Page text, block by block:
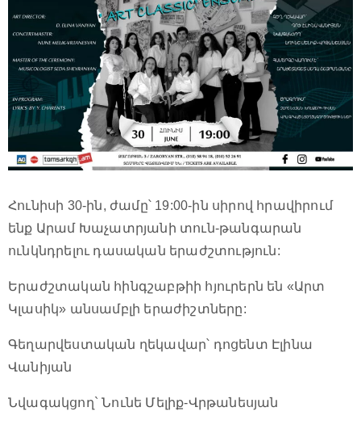
Հունիսի 30-ին, ժամը՝ 19:00-ին սիրով հրավիրում
ենք Արամ Խաչատրյանի տուն-թանգարան
ունկնդրելու դասական երաժշտություն:
Երաժշտական հինգշաբթիի հյուրերն են «Արտ
Կլասիկ» անսամբլի երաժիշտները:
Գեղարվեստական ղեկավար՝ դոցենտ Էլինա
Վանիյան
Նվագակցող` Նունե Մելիք-Վրթանեսյան